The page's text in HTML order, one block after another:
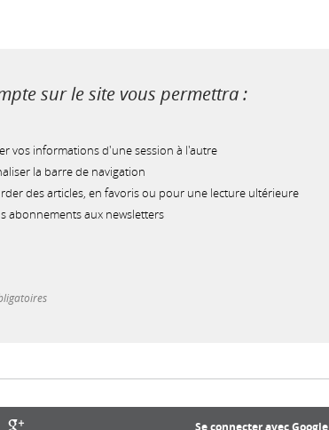
sur le site vous permettra :
vos informations d'une session à l'autre
la barre de navigation
des articles, en favoris ou pour une lecture ultérieure
abonnements aux newsletters
Se connecter avec Google